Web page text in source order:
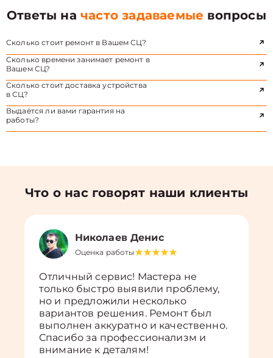
Ответы начасто задаваемые вопросы
Сколько стоит ремонт в Вашем СЦ?
Сколько времени занимает ремонт в
Вашем СЦ?
Сколько стоит доставка устройства
в СЦ?
Выдаётся ли вами гарантия на
работы?
Что о нас говорят наши клиенты
Николаев Денис
Оценка работы
Отличный сервис! Мастера не
только быстро выявили проблему,
но и предложили несколько
вариантов решения. Ремонт был
выполнен аккуратно и качественно.
Спасибо за профессионализм и
внимание к деталям!